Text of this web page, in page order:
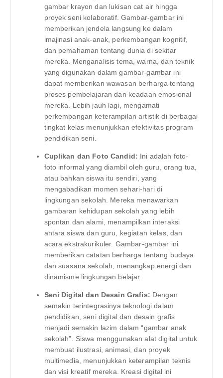
gambar krayon dan lukisan cat air hingga
proyek seni kolaboratif. Gambar-gambar ini
memberikan jendela langsung ke dalam
imajinasi anak-anak, perkembangan kognitif,
dan pemahaman tentang dunia di sekitar
mereka. Menganalisis tema, warna, dan teknik
yang digunakan dalam gambar-gambar ini
dapat memberikan wawasan berharga tentang
proses pembelajaran dan keadaan emosional
mereka. Lebih jauh lagi, mengamati
perkembangan keterampilan artistik di berbagai
tingkat kelas menunjukkan efektivitas program
pendidikan seni.
Cuplikan dan Foto Candid: Ini adalah foto-
foto informal yang diambil oleh guru, orang tua,
atau bahkan siswa itu sendiri, yang
mengabadikan momen sehari-hari di
lingkungan sekolah. Mereka menawarkan
gambaran kehidupan sekolah yang lebih
spontan dan alami, menampilkan interaksi
antara siswa dan guru, kegiatan kelas, dan
acara ekstrakurikuler. Gambar-gambar ini
memberikan catatan berharga tentang budaya
dan suasana sekolah, menangkap energi dan
dinamisme lingkungan belajar.
Seni Digital dan Desain Grafis: Dengan
semakin terintegrasinya teknologi dalam
pendidikan, seni digital dan desain grafis
menjadi semakin lazim dalam “gambar anak
sekolah”. Siswa menggunakan alat digital untuk
membuat ilustrasi, animasi, dan proyek
multimedia, menunjukkan keterampilan teknis
dan visi kreatif mereka. Kreasi digital ini